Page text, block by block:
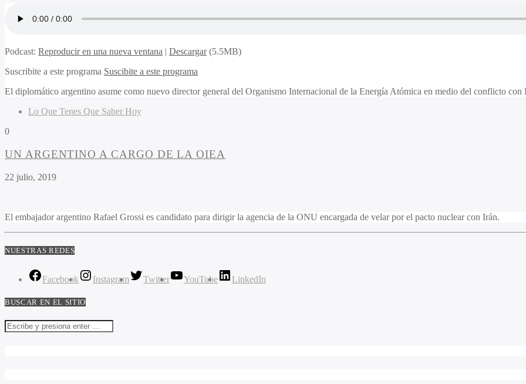
Podcast: Reproducir en una nueva ventana | Descargar(5.5MB)
Suscribite a este programa Suscibite a este programa
El diplomático argentino asume como nuevo director general del Organismo Internacional de la Energía Atómica en medio del conflicto con
Lo Que Tenes Que Saber Hoy
0
UN ARGENTINO A CARGO DE LA OIEA
22 julio, 2019
El embajador argentino Rafael Grossi es candidato para dirigir la agencia de la ONU encargada de velar por el pacto nuclear con Irán.
NUESTRAS REDES
Facebook Instagram Twitter YouTube LinkedIn
BUSCAR EN EL SITIO